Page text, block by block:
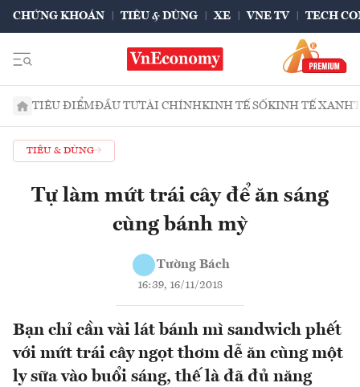
CHỨNG KHOÁN TIÊU & DÙNG XE VNE TV TECH
TIÊU ĐIỂMĐẦU TƯTÀI CHÍNHKINH TẾ SỐKINH TẾ XANH
TIÊU & DÙNG
Tự làm mứt trái cây để ăn sáng
cùng bánh mỳ
Tường Bách
16:39, 16/11/2018
Bạn chỉ cần vài lát bánh mì sandwich phết
với mứt trái cây ngọt thơm dễ ăn cùng một
ly sữa vào buổi sáng, thế là đã đủ năng